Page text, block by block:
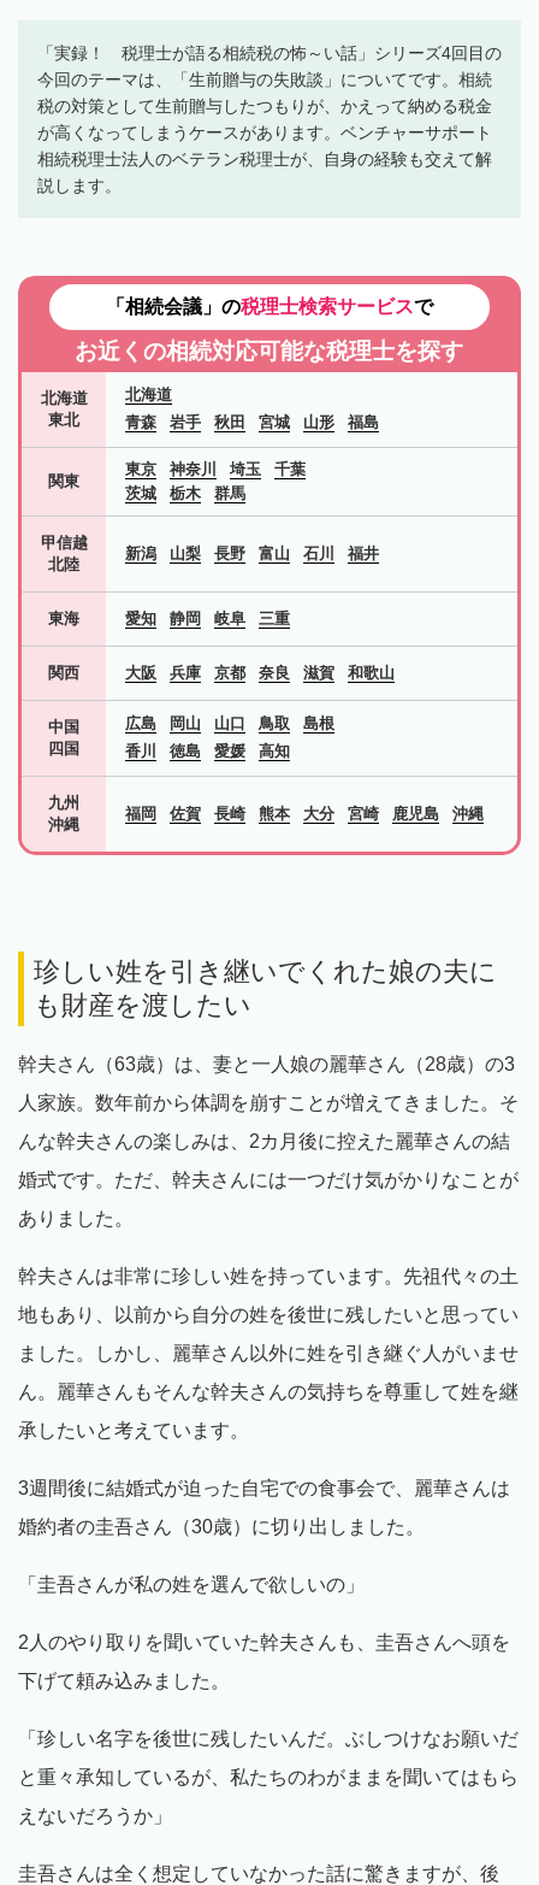
「実録！ 税理士が語る相続税の怖～い話」シリーズ4回目の
今回のテーマは、「生前贈与の失敗談」についてです。相続
税の対策として生前贈与したつもりが、かえって納める税金
が高くなってしまうケースがあります。ベンチャーサポート
相続税理士法人のベテラン税理士が、自身の経験も交えて解
説します。
「相続会議」の税理士検索サービスで
お近くの相続対応可能な税理士を探す
北海道
東北
北海道
青森
岩手 秋田 宮城 山形 福島
関東
東京 神奈川 埼玉
千葉
茨城
栃木 群馬
甲信越
北陸
新潟 山梨 長野 富山 石川 福井
東海 愛知 静岡 岐阜 三重
関西 大阪 兵庫 京都 奈良 滋賀 和歌山
中国
四国
広島 岡山 山口 鳥取
島根
香川
徳島 愛媛 高知
九州
沖縄
福岡 佐賀 長崎 熊本 大分 宮崎 鹿児島 沖縄
珍しい姓を引き継いでくれた娘の夫に
も財産を渡したい
幹夫さん（63歳）は、妻と一人娘の麗華さん（28歳）の3
人家族。数年前から体調を崩すことが増えてきました。そ
んな幹夫さんの楽しみは、2カ月後に控えた麗華さんの結
婚式です。ただ、幹夫さんには一つだけ気がかりなことが
ありました。
幹夫さんは非常に珍しい姓を持っています。先祖代々の土
地もあり、以前から自分の姓を後世に残したいと思ってい
ました。しかし、麗華さん以外に姓を引き継ぐ人がいませ
ん。麗華さんもそんな幹夫さんの気持ちを尊重して姓を継
承したいと考えています。
3週間後に結婚式が迫った自宅での食事会で、麗華さんは
婚約者の圭吾さん（30歳）に切り出しました。
「圭吾さんが私の姓を選んで欲しいの」
2人のやり取りを聞いていた幹夫さんも、圭吾さんへ頭を
下げて頼み込みました。
「珍しい名字を後世に残したいんだ。ぶしつけなお願いだ
と重々承知しているが、私たちのわがままを聞いてはもら
えないだろうか」
圭吾さんは全く想定していなかった話に驚きますが、後